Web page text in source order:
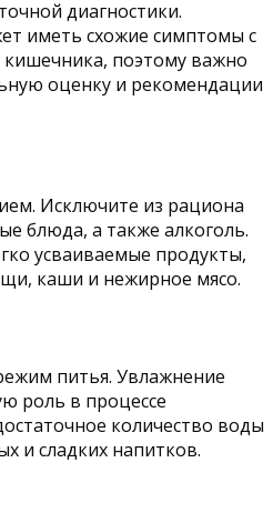
диагностики.
иметь схожие симптомы с
поэтому важно
оценку и рекомендации
Исключите из рациона
блюда, а также алкоголь.
усваиваемые продукты,
каши и нежирное мясо.
питья. Увлажнение
роль в процессе
количество воды
и сладких напитков.